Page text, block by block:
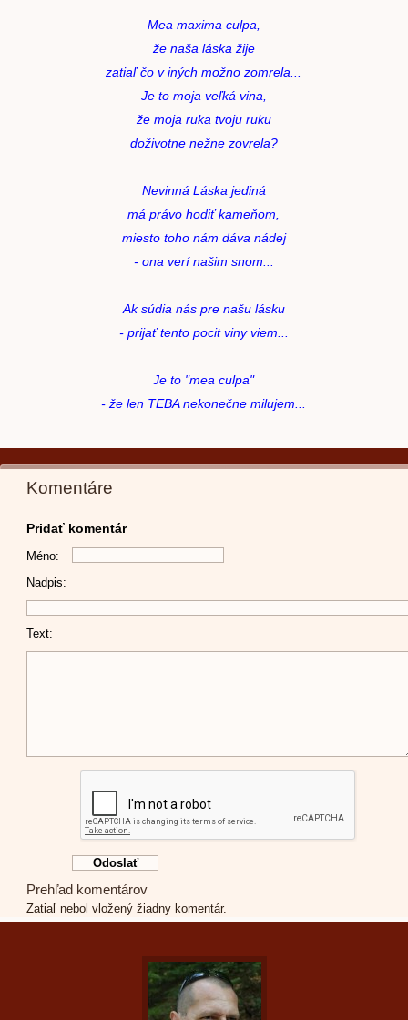
Mea maxima culpa,
že naša láska žije
zatiaľ čo v iných možno zomrela...
Je to moja veľká vina,
že moja ruka tvoju ruku
doživotne nežne zovrela?
Nevinná Láska jediná
má právo hodiť kameňom,
miesto toho nám dáva nádej
- ona verí našim snom...
Ak súdia nás pre našu lásku
- prijať tento pocit viny viem...
Je to "mea culpa"
- že len TEBA nekonečne milujem...
Komentáre
Pridať komentár
Méno:
Nadpis:
Text:
Prehľad komentárov
Zatiaľ nebol vložený žiadny komentár.